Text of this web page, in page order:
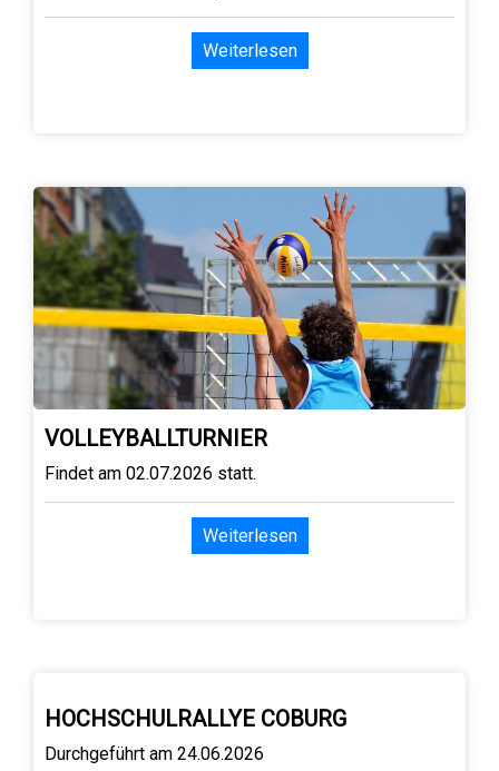
Weiterlesen
VOLLEYBALLTURNIER
Findet am 02.07.2026 statt.
Weiterlesen
HOCHSCHULRALLYE COBURG
Durchgeführt am 24.06.2026